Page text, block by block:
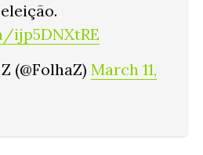
ijp5DNXtRE
(@FolhaZ) March 11,